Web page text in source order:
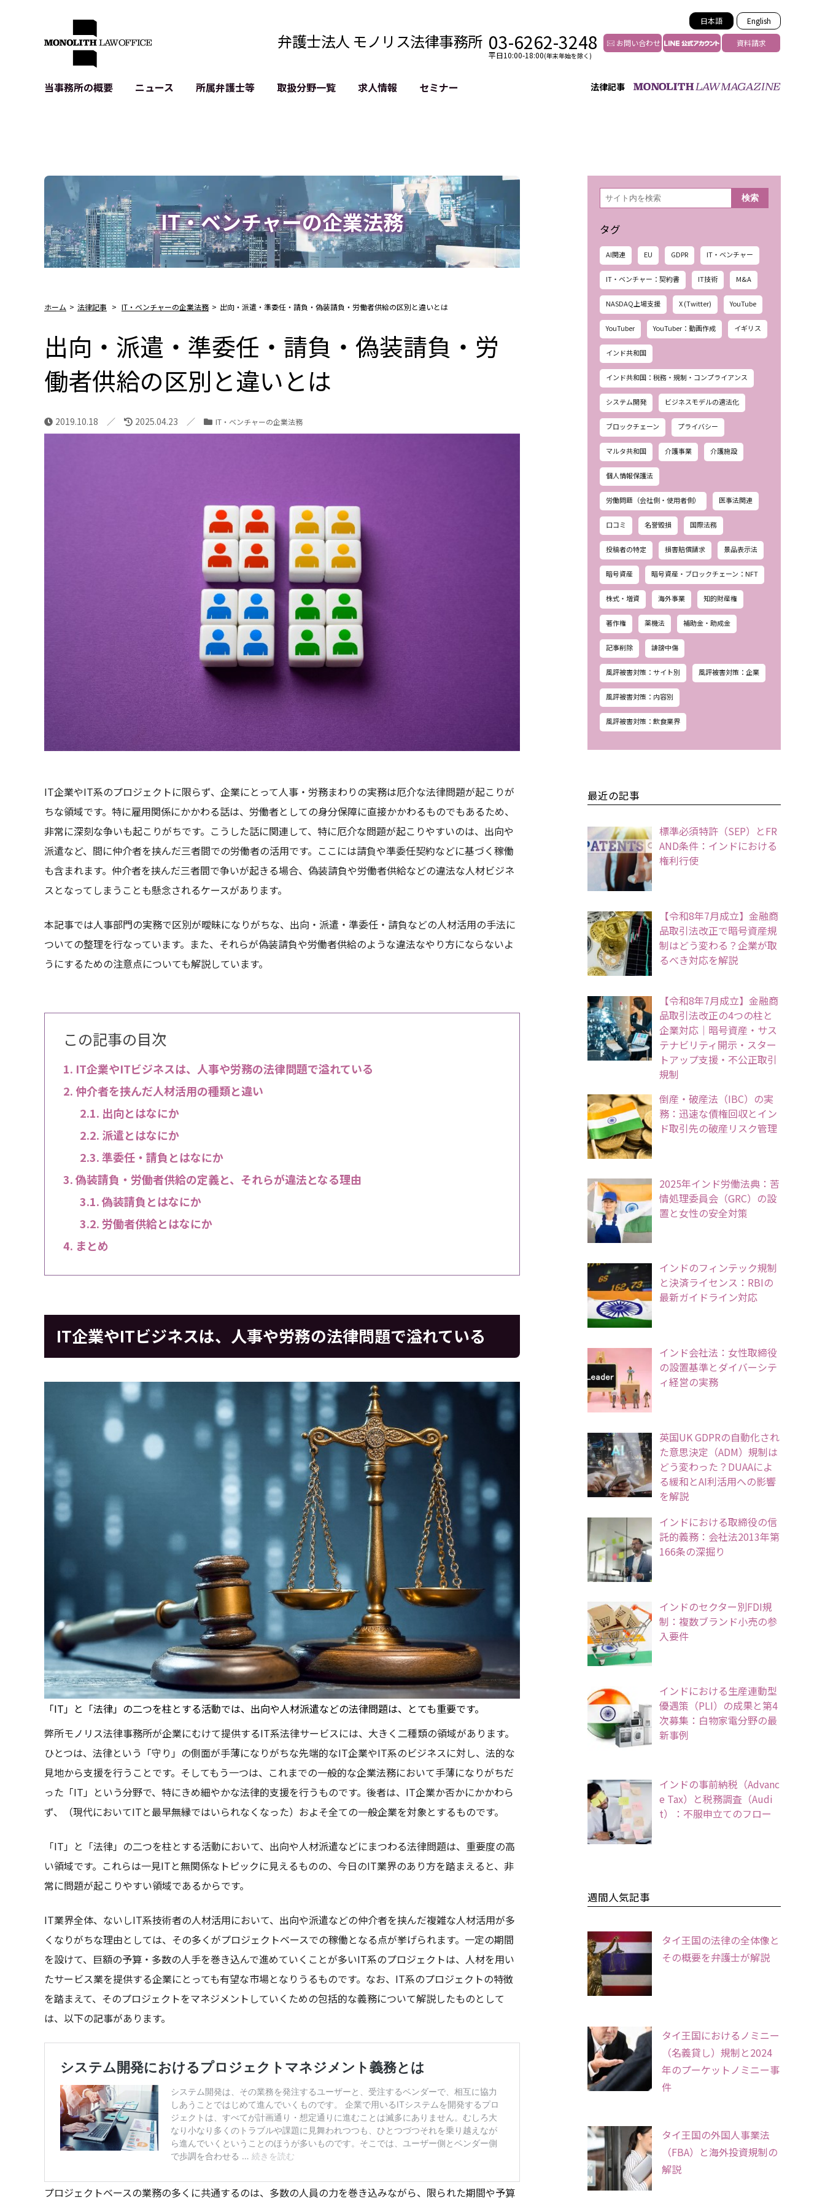
日本語 English
弁護士法人 モノリス法律事務所 03-6262-3248
平日10:00-18:00(年末年始を除く)
お問い合わせ 資料請求
法律記事
当事務所の概要
アクセス
ニュース 所属弁護士等 取扱分野一覧
IPO（上場）支援
生成AI関連法務
記事・LPの薬機法等チェック
D2C等の不正転売対策
サイバー犯罪の刑事告訴等
GDPR対応支援
リスティング汚染の削除対策
過去の芸能等活動の削除
YouTube等SNSのM&A
求人情報 セミナー
IT・ベンチャーの企業法務
ホーム > 法律記事 > IT・ベンチャーの企業法務 > 出向・派遣・準委任・請負・偽装請負・労働者供給の区別と違いとは
出向・派遣・準委任・請負・偽装請負・労
働者供給の区別と違いとは
2019.10.18 2025.04.23 IT・ベンチャーの企業法務
IT企業やIT系のプロジェクトに限らず、企業にとって人事・労務まわりの実務は厄介な法律問題が起こりが
ちな領域です。特に雇用関係にかかわる話は、労働者としての身分保障に直接かかわるものでもあるため、
非常に深刻な争いも起こりがちです。こうした話に関連して、特に厄介な問題が起こりやすいのは、出向や
派遣など、間に仲介者を挟んだ三者間での労働者の活用です。ここには請負や準委任契約などに基づく稼働
も含まれます。仲介者を挟んだ三者間で争いが起きる場合、偽装請負や労働者供給などの違法な人材ビジネ
スとなってしまうことも懸念されるケースがあります。
本記事では人事部門の実務で区別が曖昧になりがちな、出向・派遣・準委任・請負などの人材活用の手法に
ついての整理を行なっています。また、それらが偽装請負や労働者供給のような違法なやり方にならないよ
うにするための注意点についても解説しています。
この記事の目次
IT企業やITビジネスは、人事や労務の法律問題で溢れている
仲介者を挟んだ人材活用の種類と違い
出向とはなにか
派遣とはなにか
準委任・請負とはなにか
偽装請負・労働者供給の定義と、それらが違法となる理由
偽装請負とはなにか
労働者供給とはなにか
まとめ
IT企業やITビジネスは、人事や労務の法律問題で溢れている
「IT」と「法律」の二つを柱とする活動では、出向や人材派遣などの法律問題は、とても重要です。
弊所モノリス法律事務所が企業にむけて提供するIT系法律サービスには、大きく二種類の領域があります。
ひとつは、法律という「守り」の側面が手薄になりがちな先端的なIT企業やIT系のビジネスに対し、法的な
見地から支援を行うことです。そしてもう一つは、これまでの一般的な企業法務において手薄になりがちだ
った「IT」という分野で、特にきめ細やかな法律的支援を行うものです。後者は、IT企業か否かにかかわら
ず、（現代においてITと最早無縁ではいられなくなった）およそ全ての一般企業を対象とするものです。
「IT」と「法律」の二つを柱とする活動において、出向や人材派遣などにまつわる法律問題は、重要度の高
い領域です。これらは一見ITと無関係なトピックに見えるものの、今日のIT業界のあり方を踏まえると、非
常に問題が起こりやすい領域であるからです。
IT業界全体、ないしIT系技術者の人材活用において、出向や派遣などの仲介者を挟んだ複雑な人材活用が多
くなりがちな理由としては、その多くがプロジェクトベースでの稼働となる点が挙げられます。一定の期間
を設けて、巨額の予算・多数の人手を巻き込んで進めていくことが多いIT系のプロジェクトは、人材を用い
たサービス業を提供する企業にとっても有望な市場となりうるものです。なお、IT系のプロジェクトの特徴
を踏まえて、そのプロジェクトをマネジメントしていくための包括的な義務について解説したものとして
は、以下の記事があります。
プロジェクトベースの業務の多くに共通するのは、多数の人員の力を巻き込みながら、限られた期間や予算
検
索 検索
タグ
AI関連 EU GDPR IT・ベンチャー
IT・ベンチャー：契約書 IT技術 M&A
NASDAQ上場支援 X (Twitter) YouTube
YouTuber YouTuber：動画作成 イギリス
インド共和国
インド共和国：税務・規制・コンプライアンス
システム開発 ビジネスモデルの適法化
ブロックチェーン プライバシー
マルタ共和国 介護事業 介護施設
個人情報保護法
労働問題（会社側・使用者側） 医事法関連
口コミ 名誉毀損 国際法務
投稿者の特定 損害賠償請求 景品表示法
暗号資産 暗号資産・ブロックチェーン：NFT
株式・増資 海外事業 知的財産権
著作権 薬機法 補助金・助成金
記事削除 誹謗中傷
風評被害対策：サイト別 風評被害対策：企業
風評被害対策：内容別
風評被害対策：飲食業界
最近の記事
標準必須特許（SEP）とFR
AND条件：インドにおける
権利行使
【令和8年7月成立】金融商
品取引法改正で暗号資産規
制はどう変わる？企業が取
るべき対応を解説
【令和8年7月成立】金融商
品取引法改正の4つの柱と
企業対応｜暗号資産・サス
テナビリティ開示・スター
トアップ支援・不公正取引
規制
倒産・破産法（IBC）の実
務：迅速な債権回収とイン
ド取引先の破産リスク管理
2025年インド労働法典：苦
情処理委員会（GRC）の設
置と女性の安全対策
インドのフィンテック規制
と決済ライセンス：RBIの
最新ガイドライン対応
インド会社法：女性取締役
の設置基準とダイバーシテ
ィ経営の実務
英国UK GDPRの自動化され
た意思決定（ADM）規制は
どう変わった？DUAAによ
る緩和とAI利活用への影響
を解説
インドにおける取締役の信
託的義務：会社法2013年第
166条の深掘り
インドのセクター別FDI規
制：複数ブランド小売の参
入要件
インドにおける生産連動型
優遇策（PLI）の成果と第4
次募集：白物家電分野の最
新事例
インドの事前納税（Advanc
e Tax）と税務調査（Audi
t）：不服申立てのフロー
週間人気記事
タイ王国の法律の全体像と
その概要を弁護士が解説
タイ王国におけるノミニー
（名義貸し）規制と2024
年のプーケットノミニー事
件
タイ王国の外国人事業法
（FBA）と海外投資規制の
解説